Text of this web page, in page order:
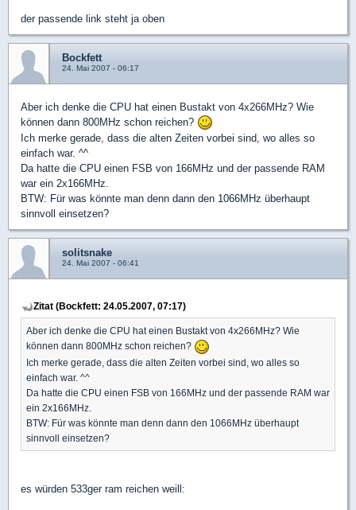
der passende link steht ja oben
Bockfett
24. Mai 2007 - 06:17
Aber ich denke die CPU hat einen Bustakt von 4x266MHz? Wie
können dann 800MHz schon reichen?
Ich merke gerade, dass die alten Zeiten vorbei sind, wo alles so
einfach war. ^^
Da hatte die CPU einen FSB von 166MHz und der passende RAM
war ein 2x166MHz.
BTW: Für was könnte man denn dann den 1066MHz überhaupt
sinnvoll einsetzen?
solitsnake
24. Mai 2007 - 06:41
Zitat (Bockfett: 24.05.2007, 07:17)
Aber ich denke die CPU hat einen Bustakt von 4x266MHz? Wie
können dann 800MHz schon reichen?
Ich merke gerade, dass die alten Zeiten vorbei sind, wo alles so
einfach war. ^^
Da hatte die CPU einen FSB von 166MHz und der passende RAM war
ein 2x166MHz.
BTW: Für was könnte man denn dann den 1066MHz überhaupt
sinnvoll einsetzen?
es würden 533ger ram reichen weill: